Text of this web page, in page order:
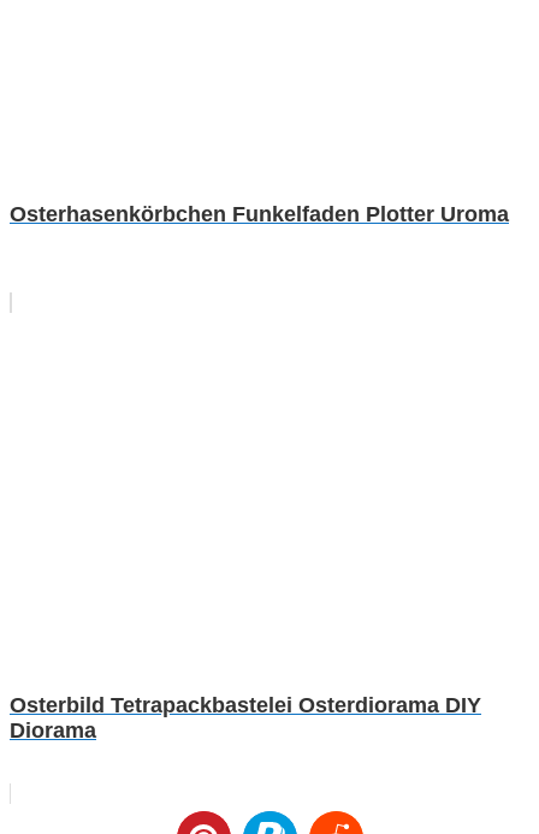
Osterhasenkörbchen Funkelfaden Plotter Uroma
Osterbild Tetrapackbastelei Osterdiorama DIY
Diorama